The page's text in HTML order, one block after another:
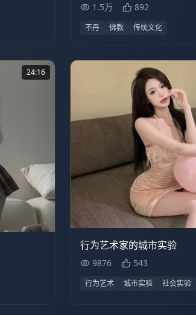
1.5万 892
不丹 佛教 传统文化
24:16
24:16
9876
行为艺术家的城市实验
9876 543
行为艺术 城市实验 社会实验